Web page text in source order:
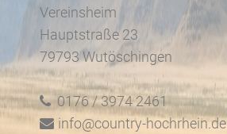
Vereinsheim
Hauptstraße 23
79793 Wutöschingen
0176 / 3974 2461
info@country-hochrhein.de